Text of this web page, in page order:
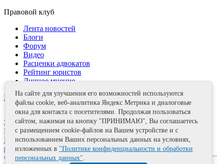
Правовой клуб
Лента новостей
Блоги
Форум
Видео
Расценки адвокатов
Рейтинг юристов
Личное мнение
Контакты
Задать вопрос
Поделиться
Политика информационной безопасности Правила
использования материалов
© 2011—2026 А.Е. Мишушин
На сайте для улучшения его возможностей используются
файлы cookie, веб-аналитика Яндекс Метрика и диалоговые
окна для контакта с посетителями. Продолжая пользоваться
сайтом, нажимая на кнопку "ПРИНИМАЮ", Вы соглашаетесь
с размещением cookie-файлов на Вашем устройстве и с
использованием Ваших персональных данных на условиях,
изложенных в "Политике конфиденциальности и обработки
персональных данных".